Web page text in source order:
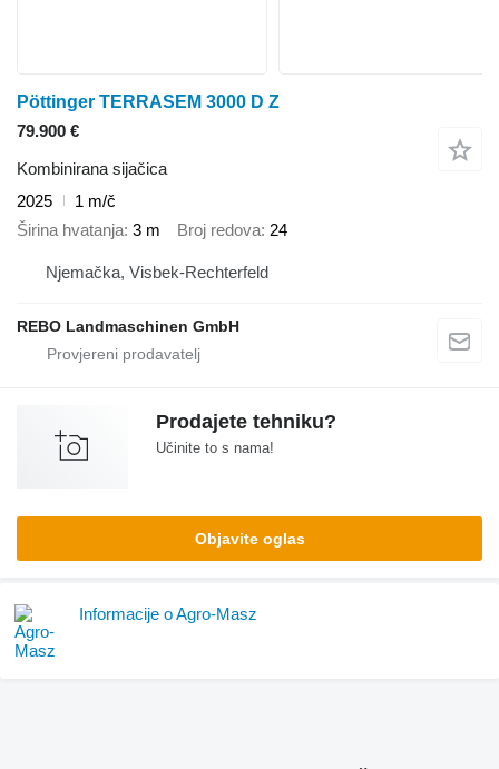
Pöttinger TERRASEM 3000 D Z
79.900 €
Kombinirana sijačica
2025
1 m/č
Širina hvatanja 3 m Broj redova 24
Njemačka, Visbek-Rechterfeld
REBO Landmaschinen GmbH
Prodajete tehniku?
Učinite to s nama!
Objavite oglas
Informacije o Agro-Masz